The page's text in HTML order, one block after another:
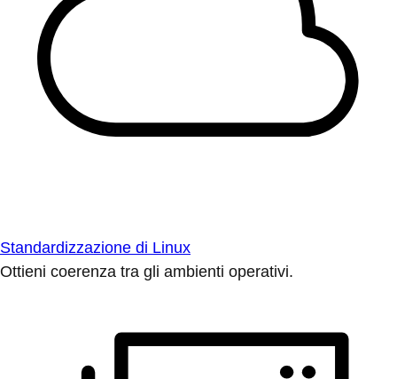
Standardizzazione di Linux
Ottieni coerenza tra gli ambienti operativi.